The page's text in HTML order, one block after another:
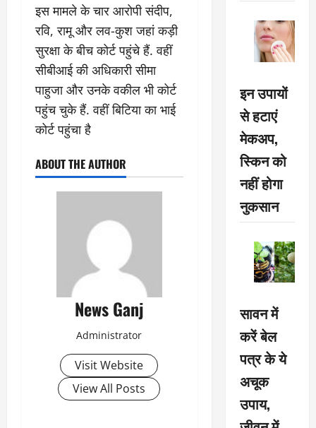
इस मामले के चार आरोपी संदीप,
रवि, रामू और लव-कुश जहां कड़ी
सुरक्षा के बीच कोर्ट पहुंचे हैं. वहीं
सीबीआई की अधिकारी सीमा
पाहुजा और उनके वकील भी कोर्ट
पहुंच चुके हैं. वहीं बिटिया का भाई
कोर्ट पहुंचा है
ABOUT THE AUTHOR
News Ganj
Administrator
Visit Website
View All Posts
इन उपायों
से हटाएं
मेकअप,
स्किन को
नहीं होगा
नुकसान
सावन में
करें बेल
पत्र के ये
अचूक
उपाय,